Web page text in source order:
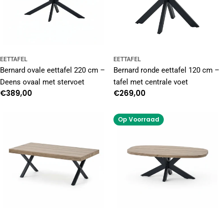
EETTAFEL
Bernard ovale eettafel 220 cm –
Deens ovaal met stervoet
Normale
€389,00
EETTAFEL
Bernard ronde eettafel 120 cm –
tafel met centrale voet
Normale
€269,00
Op Voorraad